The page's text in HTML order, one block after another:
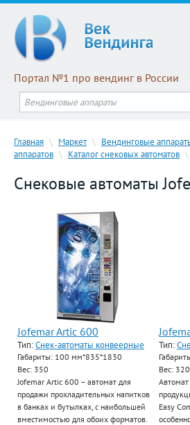
Портал №1 про вендинг в России
Главная \ Маркет \ Вендинговые
аппаратов \ Каталог снековых автоматов \
Снековые автоматы
Jofemar Artic 600
Тип:Снек-автоматы конвеерные
Габариты: 100 мм*835*1830
Вес: 350
Jofemar Artic 600 – автомат для
продажи прохладительных напитков
в банках и бутылках, с наибольшей
вместимостью для обоих форматов.
Тип:
Вес: 320
Easy